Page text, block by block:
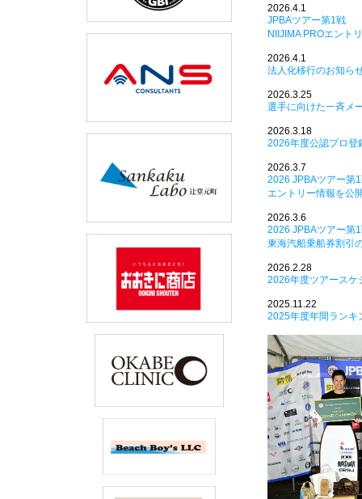
2026.4.1
JPBAツアー第1戦
NIIJIMA PROエント
2026.4.1
法人化移行のお知ら
2026.3.25
選手に向けた一斉メ
2026.3.18
2026年度公認プロ登
2026.3.7
2026 JPBAツアー第
エントリー情報を公
2026.3.6
2026 JPBAツアー第
東海汽船乗船券割引
2026.2.28
2026年度ツアースケ
2025.11.22
2025年度年間ランキ